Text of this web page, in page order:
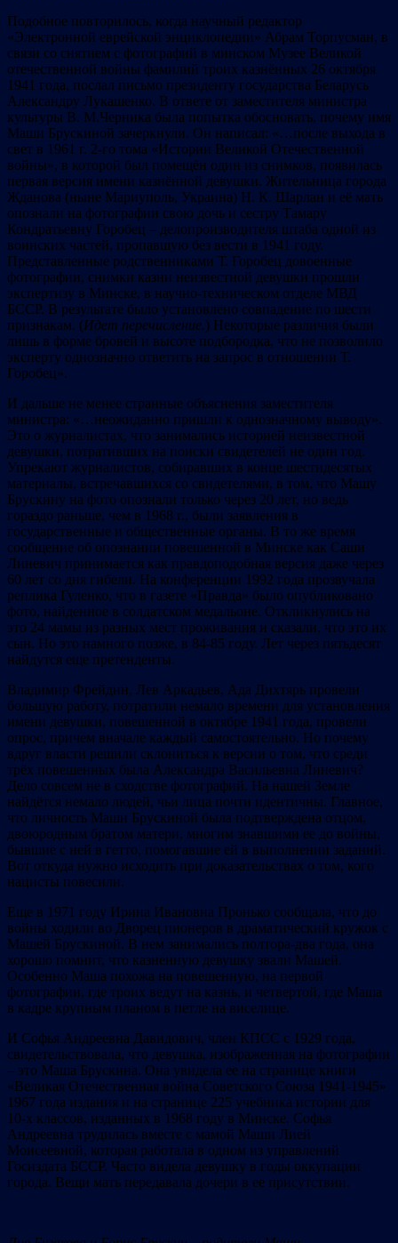
Подобное повторилось, когда научный редактор
«Электронной еврейской энциклопедии» Абрам Торпусман, в
связи со снятием с фотографий в минском Музее Великой
отечественной войны фамилий троих казнённых 26 октября
1941 года, послал письмо президенту государства Беларусь
Александру Лукашенко. В ответе от заместителя министра
культуры В. М.Черника была попытка обосновать, почему имя
Маши Брускиной зачеркнули. Он написал: «…после выхода в
свет в 1961 г. 2-го тома «Истории Великой Отечественной
войны», в которой был помещён один из снимков, появилась
первая версия имени казнённой девушки. Жительница города
Жданова (ныне Мариуполь, Украина) Н. К. Шарлан и её мать
опознали на фотографии свою дочь и сестру Тамару
Кондратьевну Горобец – делопроизводителя штаба одной из
воинских частей, пропавшую без вести в 1941 году.
Представленные родственниками Т. Горобец довоенные
фотографии, снимки казни неизвестной девушки прошли
экспертизу в Минске, в научно-техническом отделе МВД
БССР. В результате было установлено совпадение по шести
признакам. (Идет перечисление. ) Некоторые различия были
лишь в форме бровей и высоте подбородка, что не позволило
эксперту однозначно ответить на запрос в отношении Т.
Горобец».
И дальше не менее странные объяснения заместителя
министра: «…неожиданно пришли к однозначному выводу».
Это о журналистах, что занимались историей неизвестной
девушки, потративших на поиски свидетелей не один год.
Упрекают журналистов, собиравших в конце шестидесятых
материалы, встречавшихся со свидетелями, в том, что Машу
Брускину на фото опознали только через 20 лет, но ведь
гораздо раньше, чем в 1968 г., были заявления в
государственные и общественные органы. В то же время
сообщение об опознании повешенной в Минске как Саши
Линевич принимается как правдоподобная версия даже через
60 лет со дня гибели. На конференции 1992 года прозвучала
реплика Гуленко, что в газете «Правда» было опубликовано
фото, найденное в солдатском медальоне. Откликнулись на
это 24 мамы из разных мест проживания и сказали, что это их
сын. Но это намного позже, в 84-85 году. Лет через пятьдесят
найдутся еще претенденты.
Владимир Фрейдин, Лев Аркадьев, Ада Дихтярь провели
большую работу, потратили немало времени для установления
имени девушки, повешенной в октябре 1941 года, провели
опрос, причем вначале каждый самостоятельно. Но почему
вдруг власти решили склониться к версии о том, что среди
трёх повешенных была Александра Васильевна Линевич?
Дело совсем не в сходстве фотографий. На нашей Земле
найдётся немало людей, чьи лица почти идентичны. Главное,
что личность Маши Брускиной была подтверждена отцом,
двоюродным братом матери, многим знавшими ее до войны,
бывшие с ней в гетто, помогавшие ей в выполнении заданий.
Вот откуда нужно исходить при доказательствах о том, кого
нацисты повесили.
Еще в 1971 году Ирина Ивановна Пронько сообщала, что до
войны ходили во Дворец пионеров в драматический кружок с
Машей Брускиной. В нем занимались полтора-два года, она
хорошо помнит, что казненную девушку звали Машей.
Особенно Маша похожа на повешенную, на первой
фотографии, где троих ведут на казнь, и четвертой, где Маша
в кадре крупным планом в петле на виселице.
И Софья Андреевна Давидович, член КПСС с 1929 года,
свидетельствовала, что девушка, изображенная на фотографии
– это Маша Брускина. Она увидела ее на странице книги
«Великая Отечественная война Советского Союза 1941-1945»
1967 года издания и на странице 225 учебника истории для
10-х классов, изданных в 1968 году в Минске. Софья
Андреевна трудилась вместе с мамой Маши Лией
Моисеевной, которая работала в одном из управлений
Госиздата БССР. Часто видела девушку в годы оккупации
города. Вещи мать передавала дочери в ее присутствии.